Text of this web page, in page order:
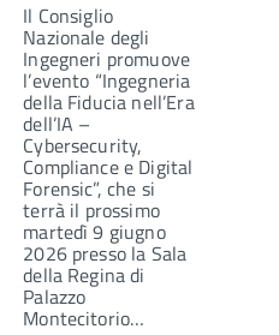
Il Consiglio
Nazionale degli
Ingegneri promuove
l’evento “Ingegneria
della Fiducia nell’Era
dell’IA –
Cybersecurity,
Compliance e Digital
Forensic”, che si
terrà il prossimo
martedì 9 giugno
2026 presso la Sala
della Regina di
Palazzo
Montecitorio…